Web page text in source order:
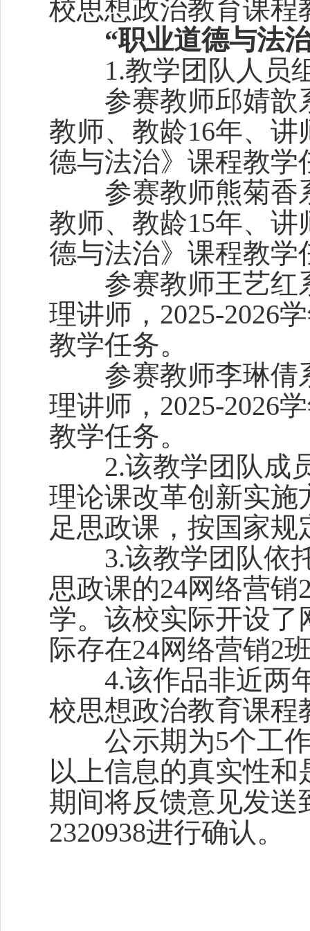
校思想政治教育课程
“职业道德与法
1.教学团队人员
参赛教师邱婧歆
教师、教龄16年、讲
德与法治》课程教学
参赛教师熊菊香
教师、教龄15年、讲
德与法治》课程教学
参赛教师王艺红系
理讲师，2025-2026
教学任务。
参赛教师李琳倩系
理讲师，2025-2026
教学任务。
2.该教学团队成员
理论课改革创新实施
足思政课，按国家
3.该教学团队依托
思政课的24网络营
学。该校实际开设
际存在24网络营销2
4.该作品非近两年
校思想政治教育课程
公示期为5个工作
以上信息的真实性
期间将反馈意见发送
2320938进行确认。